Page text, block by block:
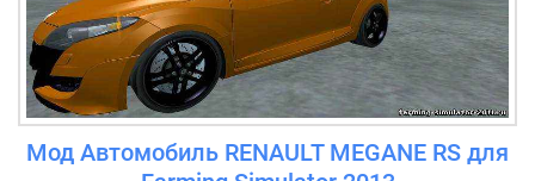
Мод Автомобиль RENAULT MEGANE RS для